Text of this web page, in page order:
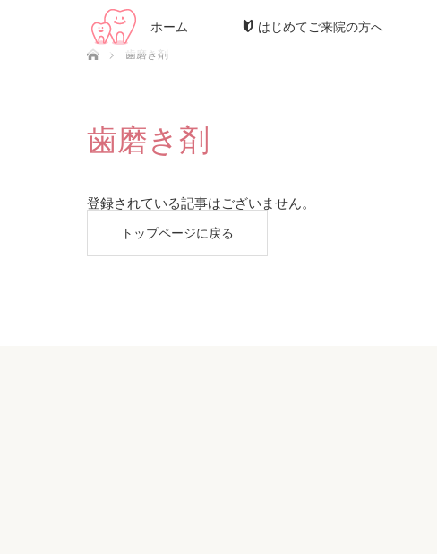
ホーム はじめてご来院の方へ
ホーム
歯磨き剤
歯磨き剤
登録されている記事はございません。
トップページに戻る